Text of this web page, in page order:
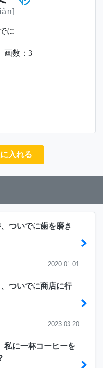
に
画数： 3
入れる
ついでに歯を磨き
2020.01.01
ついでに商店に行
2023.03.20
私に一杯コーヒーを